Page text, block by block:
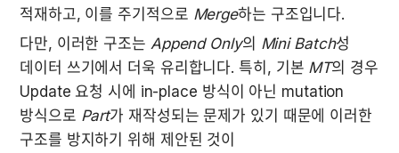
적재하고, 이를 주기적으로 Merge하는 구조입니다.
다만, 이러한 구조는 Append Only의 Mini Batch성
데이터 쓰기에서 더욱 유리합니다. 특히, 기본 MT의 경우
Update 요청 시에 in-place 방식이 아닌 mutation
방식으로 Part가 재작성되는 문제가 있기 때문에 이러한